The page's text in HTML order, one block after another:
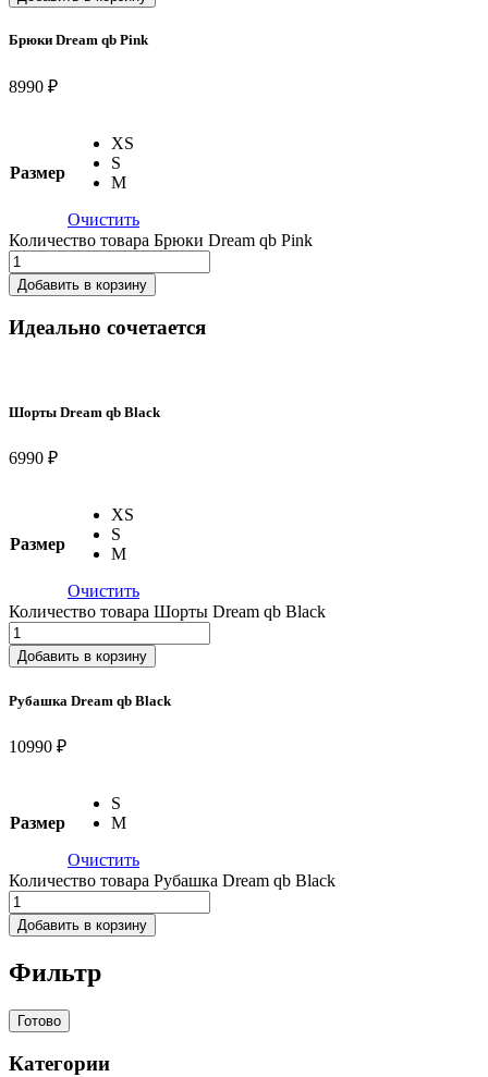
Брюки Dream qb Pink
8990 ₽
Размер
XS
S
M
Очистить
Количество товара Брюки Dream qb Pink
Добавить в корзину
Идеально сочетается
Шорты Dream qb Black
6990 ₽
Размер
XS
S
M
Очистить
Количество товара Шорты Dream qb Black
Добавить в корзину
Рубашка Dream qb Black
10990 ₽
Размер
S
M
Очистить
Количество товара Рубашка Dream qb Black
Добавить в корзину
Фильтр
Готово
Категории